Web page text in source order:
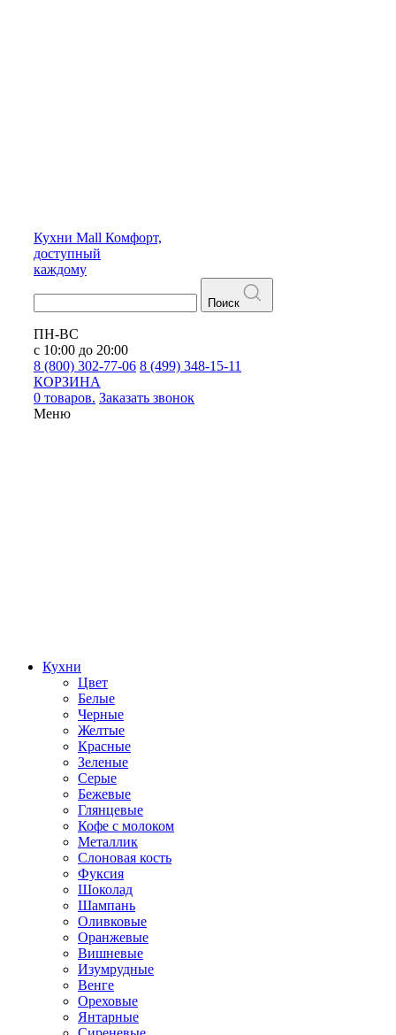
Кухни Mall Комфорт,
доступный
каждому
Поиск
ПН-ВС
с 10:00 до 20:00
8 (800) 302-77-06 8 (499) 348-15-11
КОРЗИНА
0 товаров. Заказать звонок
Меню
Кухни
Цвет
Белые
Черные
Желтые
Красные
Зеленые
Серые
Бежевые
Глянцевые
Кофе с молоком
Металлик
Слоновая кость
Фуксия
Шоколад
Шампань
Оливковые
Оранжевые
Вишневые
Изумрудные
Венге
Ореховые
Янтарные